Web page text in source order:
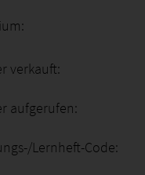
verkauft:
aufgerufen:
Lernheft-Code: